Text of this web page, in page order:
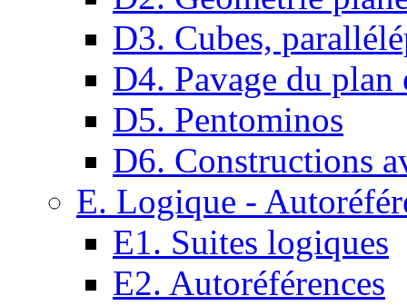
D3. Cubes,
D4. Pavage du plan
D5. Pentominos
D6. Constructions
E. Logique -
E1. Suites logiques
E2. Autoréférences